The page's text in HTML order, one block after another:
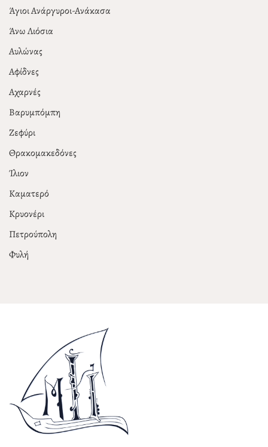
Άγιοι Ανάργυροι-Ανάκασα
Άνω Λιόσια
Αυλώνας
Αφίδνες
Αχαρνές
Βαρυμπόμπη
Ζεφύρι
Θρακομακεδόνες
Ίλιον
Καματερό
Κρυονέρι
Πετρούπολη
Φυλή